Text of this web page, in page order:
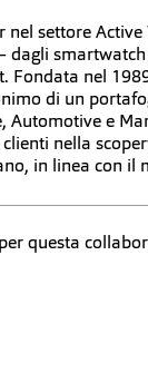
nel settore
dagli
Fondata nel
di un
Automotive e
nella
in linea con il
questa